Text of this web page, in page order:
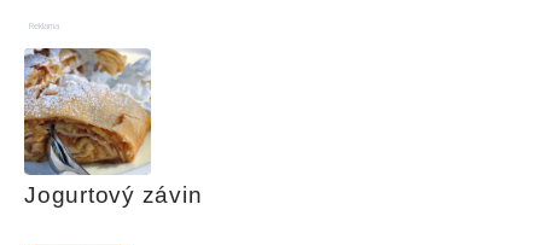
Reklama
Jogurtový závin